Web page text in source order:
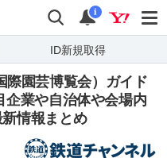
検索 通知
i
ID新規取得
際園芸博覧会）ガイド
企業や自治体や会場内
情報まとめ